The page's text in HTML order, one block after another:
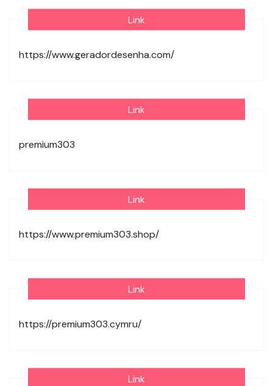
Link
https://www.geradordesenha.com/
Link
premium303
Link
https://www.premium303.shop/
Link
https://premium303.cymru/
Link